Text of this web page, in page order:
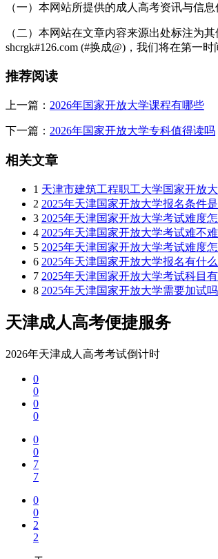
（一）本网站所提供的成人高考资讯与信
（二）本网站在文章内容来源出处标注为
shcrgk#126.com (#换成@)，我们将在第一时
推荐阅读
上一篇： 2026年国家开放大学课程有哪些
下一篇： 2026年国家开放大学专科值得读吗
相关文章
1 天津市建筑工程职工大学国家开放
2 2025年天津国家开放大学报名条件
3 2025年天津国家开放大学考试难度
4 2025年天津国家开放大学考试难不难
5 2025年天津国家开放大学考试难度
6 2025年天津国家开放大学报名有什
7 2025年天津国家开放大学考试科目
8 2025年天津国家开放大学需要加试吗
天津成人高考便捷服务
2026年天津成人高考考试倒计时
0
0
0
0
0
0
7
7
0
0
2
2